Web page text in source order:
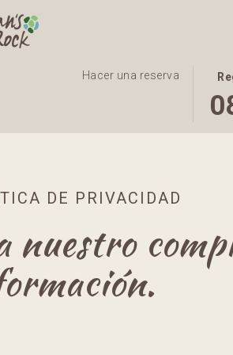
Hacer una reserva
ESTE
DE
LA
DE
DE PRIVACIDAD
nuestro